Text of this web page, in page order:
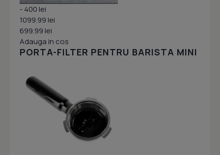
- 400 lei
1099.99 lei
699.99 lei
Adauga in cos
PORTA-FILTER PENTRU BARISTA MINI